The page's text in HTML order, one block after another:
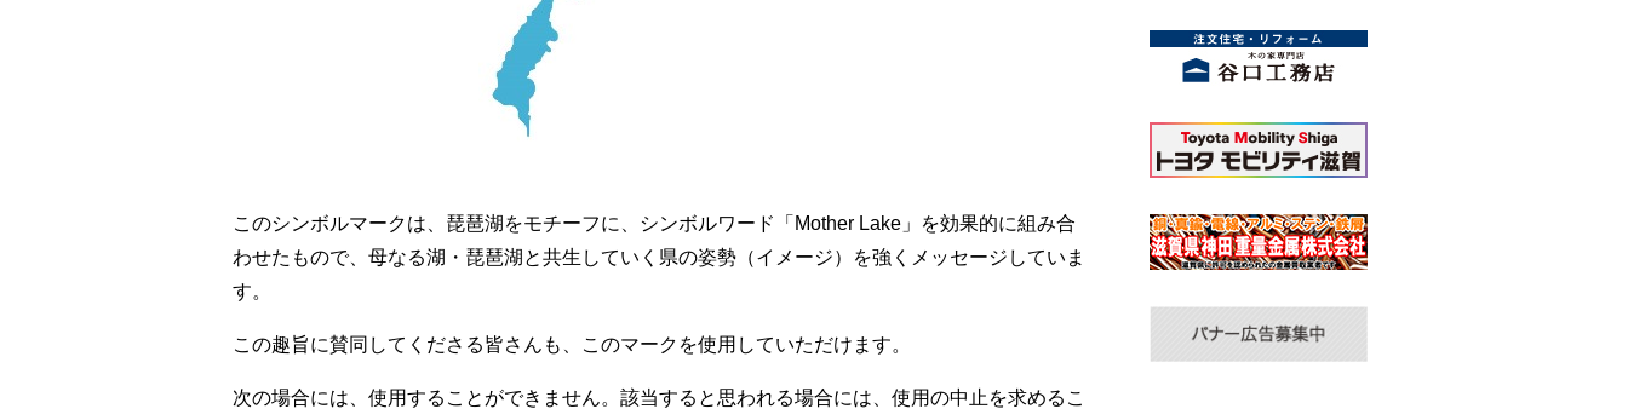
このシンボルマークは、琵琶湖をモチーフに、シンボルワード「Mother Lake」を効果的に組み合
わせたもので、母なる湖・琵琶湖と共生していく県の姿勢（イメージ）を強くメッセージしていま
す。
この趣旨に賛同してくださる皆さんも、このマークを使用していただけます。
次の場合には、使用することができません。該当すると思われる場合には、使用の中止を求めるこ